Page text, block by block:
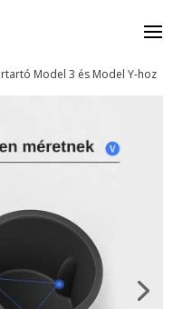
Model 3 és Model Y-hoz